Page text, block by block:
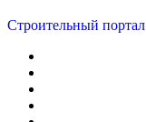
Строительный портал